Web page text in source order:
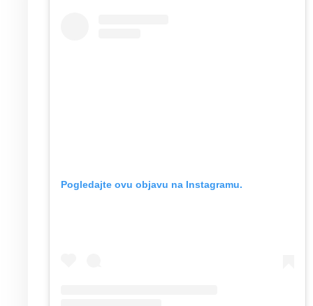
Pogledajte ovu objavu na Instagramu.